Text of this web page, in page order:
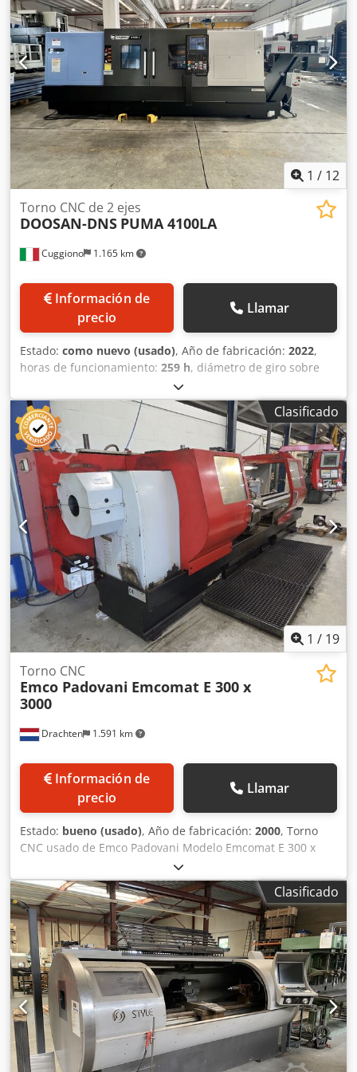
ranuras en T : 3 Diametro de las ranuras : 14 mm
1 / 12
Cuggiono 1.165 km
Torno CNC de 2 ejes
DOOSAN-DNS PUMA 4100LA
Información de
precio
Llamar
Estado: como nuevo (usado), Año de fabricación: 2022,
horas de funcionamiento: 259 h, diámetro de giro sobre
, longitud de giro:
diámetro de giro:550 mm, agujero del husillo:102 mm,
velocidad del cabezal (máx.):3.000 rpm , velocidad del
husillo (min.):
30 rpm 352 mm, recorrido
del eje Z:2.155 mm, potencia del motor del husillo:35 W,
avance rápido eje X:16 m/min, avance rápido eje Z:20
m/min, Torno CNC de 2 ejes DNS mod. PUMA 4100LA' con
DN Solutions-Fanuc i-Plus iHMI CNC Credpjqrr Nwefx Ac Isf
Clasificado
1 / 19
Drachten 1.591 km
Torno CNC
Emco Padovani Emcomat E 300 x
3000
Información de
precio
Llamar
Estado: bueno (usado), Año de fabricación: 2000, Torno
CNC usado de Emco Padovani Modelo Emcomat E 300 x
3000 Control CNC Fagor Diámetro de torneado sobre el
carro Ø 550 mm Diámetro de torneado sobre el carro
transversal Ø 340 mm Distancia entre centros 3000 mm
Plato de tres mordazas, frontal, Rota con sistema de
cambio rápido de mordazas Cono de la brocha Camlock 8
Velocidad máxima de giro 2500 RPM Portaherramientas
Parat Gr. 3 Incluye 2 lunetas, varios soportes para
herramientas y mordazas. Crsdpfezhaixox Ac Iof
Clasificado